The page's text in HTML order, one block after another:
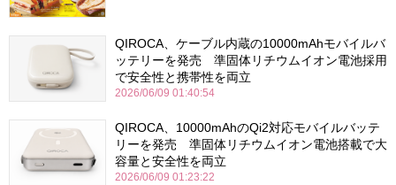
QIROCA、ケーブル内蔵の10000mAhモバイルバ
ッテリーを発売 準固体リチウムイオン電池採用
で安全性と携帯性を両立
2026/06/09 01:40:54
QIROCA、10000mAhのQi2対応モバイルバッテ
リーを発売 準固体リチウムイオン電池搭載で大
容量と安全性を両立
2026/06/09 01:23:22